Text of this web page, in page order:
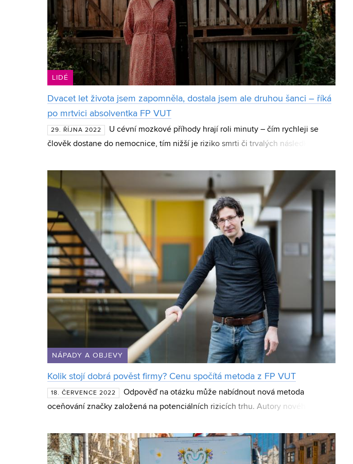
LIDÉ
Dvacet let života jsem zapomněla, dostala jsem ale druhou šanci – říká
po mrtvici absolventka FP VUT
29. ŘÍJNA 2022
U cévní mozkové příhody hrají roli minuty – čím rychleji se
člověk dostane do nemocnice, tím nižší je riziko smrti či trvalých následků.
NÁPADY A OBJEVY
Kolik stojí dobrá pověst firmy? Cenu spočítá metoda z FP VUT
18. ČERVENCE 2022
Odpověď na otázku může nabídnout nová metoda
oceňování značky založená na potenciálních rizicích trhu. Autory nového
Coper